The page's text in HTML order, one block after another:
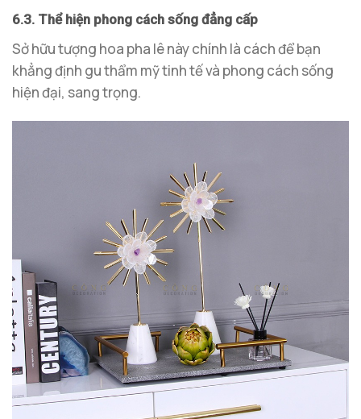
6.3. Thể hiện phong cách sống đẳng cấp
Sở hữu tượng hoa pha lê này chính là cách để bạn
khẳng định gu thẩm mỹ tinh tế và phong cách sống
hiện đại, sang trọng.